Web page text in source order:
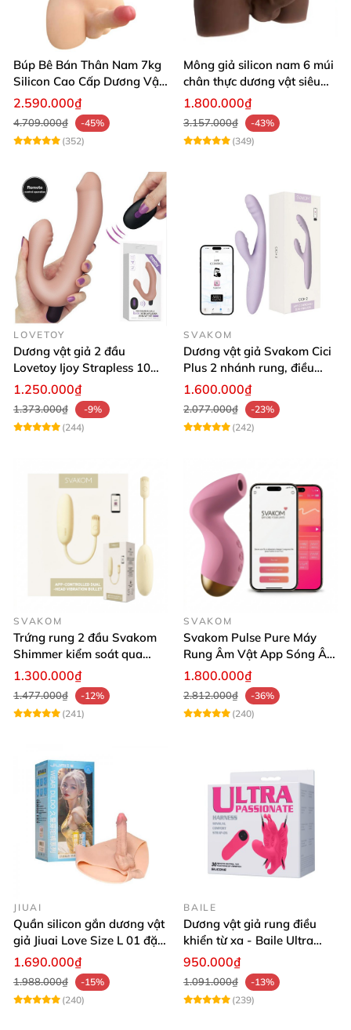
Búp Bê Bán Thân Nam 7kg
Silicon Cao Cấp Dương Vật
Giả Chân Thật Thiết Kế Cơ
Bắp Quyến Rũ
2.590.000₫
4.709.000₫
-45%
(352)
Mông giả silicon nam 6 múi
chân thực dương vật siêu
thật
1.800.000₫
3.157.000₫
-43%
(349)
LOVETOY
Dương vật giả 2 đầu
Lovetoy Ijoy Strapless 10
chế độ rung siêu kích thích
1.250.000₫
1.373.000₫
-9%
(244)
SVAKOM
Dương vật giả Svakom Cici
Plus 2 nhánh rung, điều
khiển App dễ dùng, kích
thích cực mạnh
1.600.000₫
2.077.000₫
-23%
(242)
SVAKOM
Trứng rung 2 đầu Svakom
Shimmer kiểm soát qua
App kích thích đa điểm
1.300.000₫
1.477.000₫
-12%
(241)
SVAKOM
Svakom Pulse Pure Máy
Rung Âm Vật App Sóng Âm
Tăng Khoái Cảm
1.800.000₫
2.812.000₫
-36%
(240)
JIUAI
Quần silicon gắn dương vật
giả Jiuai Love Size L 01 đặc
ruột cho Les
1.690.000₫
1.988.000₫
-15%
(240)
BAILE
Dương vật giả rung điều
khiển từ xa - Baile Ultra
Passionate
950.000₫
1.091.000₫
-13%
(239)